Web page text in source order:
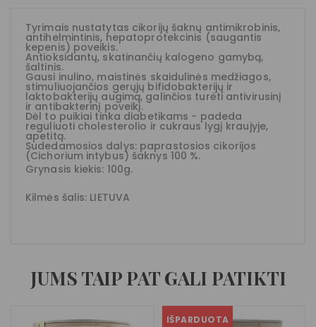
Tyrimais nustatytas cikorijų šaknų antimikrobinis,
antihelmintinis, hepatoprotekcinis (saugantis
kepenis) poveikis.
Antioksidantų, skatinančių kalogeno gamybą,
šaltinis.
Gausi inulino, maistinės skaidulinės medžiagos,
stimuliuojančios gerųjų bifidobakterijų ir
laktobakterijų augimą, galinčios turėti antivirusinį
ir antibakterinį poveikį.
Dėl to puikiai tinka diabetikams - padeda
reguliuoti cholesterolio ir cukraus lygį kraujyje,
apetitą.
Sudedamosios dalys: paprastosios cikorijos
(Cichorium intybus) šaknys 100 %.
Grynasis kiekis: 100g.
Kilmės šalis: LIETUVA
JUMS TAIP PAT GALI PATIKTI
IŠPARDUOTA